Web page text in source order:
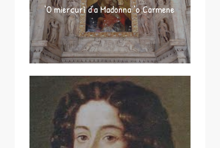
‘O miercurì d’a Madonna ‘o Carmene